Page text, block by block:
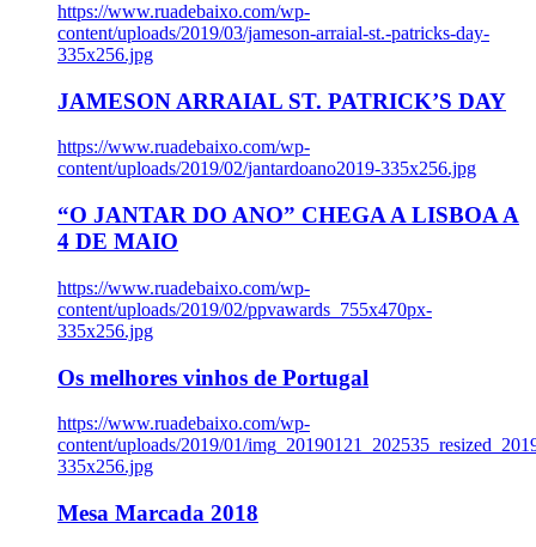
https://www.ruadebaixo.com/wp-
content/uploads/2019/03/jameson-arraial-st.-patricks-day-
335x256.jpg
JAMESON ARRAIAL ST. PATRICK’S DAY
https://www.ruadebaixo.com/wp-
content/uploads/2019/02/jantardoano2019-335x256.jpg
“O JANTAR DO ANO” CHEGA A LISBOA A
4 DE MAIO
https://www.ruadebaixo.com/wp-
content/uploads/2019/02/ppvawards_755x470px-
335x256.jpg
Os melhores vinhos de Portugal
https://www.ruadebaixo.com/wp-
content/uploads/2019/01/
335x256.jpg
Mesa Marcada 2018